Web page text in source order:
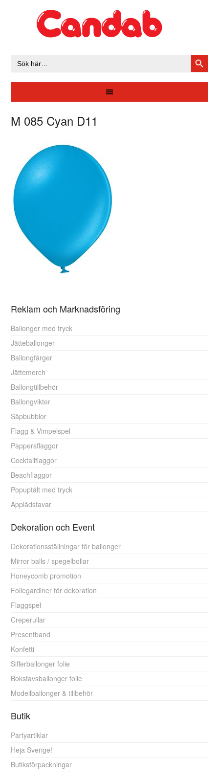
Sök
efter:
M 085 Cyan D11
Reklam och Marknadsföring
Ballonger med tryck
Jätteballonger
Ballongfärger
Jättemerch
Ballongtillbehör
Ballongvikter
Såpbubblor
Flagg & Vimpelspel
Pappersflaggor
Cocktailflaggor
Beachflaggor
Popuptält med tryck
Applådstavar
Dekoration och Event
Dekorationsställningar för ballonger
Mirror balls / spegelbollar
Honeycomb promotion
Foilegardiner för dekoration
Flaggspel
Creperullar
Presentband
Konfetti
Sifferballonger folie
Bokstavsballonger folie
Modellballonger & tillbehör
Butik
Partyartiklar
Heja Sverige!
Butiksförpackningar